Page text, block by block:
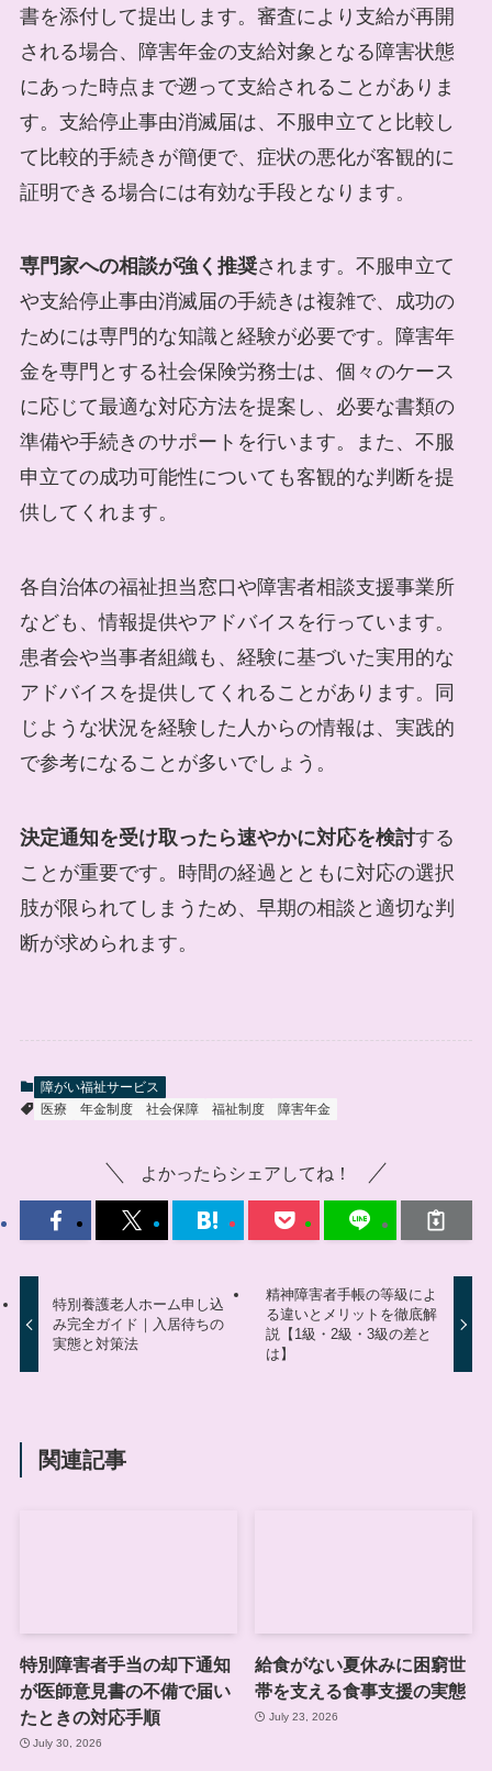
書を添付して提出します。審査により支給が再開
される場合、障害年金の支給対象となる障害状態
にあった時点まで遡って支給されることがありま
す。支給停止事由消滅届は、不服申立てと比較し
て比較的手続きが簡便で、症状の悪化が客観的に
証明できる場合には有効な手段となります。
専門家への相談が強く推奨されます。不服申立て
や支給停止事由消滅届の手続きは複雑で、成功の
ためには専門的な知識と経験が必要です。障害年
金を専門とする社会保険労務士は、個々のケース
に応じて最適な対応方法を提案し、必要な書類の
準備や手続きのサポートを行います。また、不服
申立ての成功可能性についても客観的な判断を提
供してくれます。
各自治体の福祉担当窓口や障害者相談支援事業所
なども、情報提供やアドバイスを行っています。
患者会や当事者組織も、経験に基づいた実用的な
アドバイスを提供してくれることがあります。同
じような状況を経験した人からの情報は、実践的
で参考になることが多いでしょう。
決定通知を受け取ったら速やかに対応を検討する
ことが重要です。時間の経過とともに対応の選択
肢が限られてしまうため、早期の相談と適切な判
断が求められます。
障がい福祉サービス
医療
年金制度 社会保障 福祉制度 障害年金
よかったらシェアしてね！
特別養護老人ホーム申し込
み完全ガイド｜入居待ちの
実態と対策法
精神障害者手帳の等級によ
る違いとメリットを徹底解
説【1級・2級・3級の差と
は】
関連記事
特別障害者手当の却下通知
が医師意見書の不備で届い
たときの対応手順
July 30, 2026
給食がない夏休みに困窮世
帯を支える食事支援の実態
July 23, 2026